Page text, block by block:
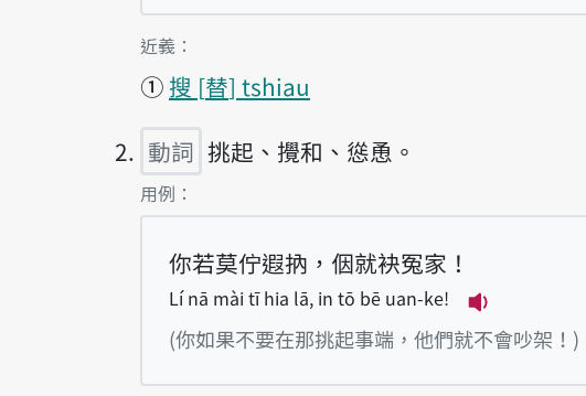
第1項釋義的
近義：
① 搜 替 tshiau
動詞 挑起、攪和、慫恿。
第2項釋義的
用例：
你若莫佇遐抐，𪜶就袂冤家！
Lí nā mài tī hia lā, in tō bē uan-ke!
播放例句
(你如果不要在那挑起事端，他們就不會吵架！)